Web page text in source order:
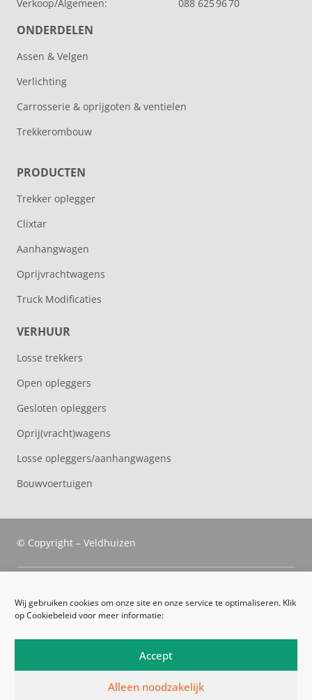
Wij gebruiken cookies om onze site en onze service te optimaliseren. Klik
op Cookiebeleid voor meer informatie:
Accept
Alleen noodzakelijk
Verkoop/Algemeen:
088 625 96 70
ONDERDELEN
Assen & Velgen
Verlichting
Carrosserie & oprijgoten & ventielen
Trekkerombouw
PRODUCTEN
Trekker oplegger
Clixtar
Aanhangwagen
Oprijvrachtwagens
Truck Modificaties
VERHUUR
Losse trekkers
Open opleggers
Gesloten opleggers
Oprij(vracht)wagens
Losse opleggers/aanhangwagens
Bouwvoertuigen
© Copyright – Veldhuizen
Veldhuizen Trucks
Route
Algemene voorwaarden